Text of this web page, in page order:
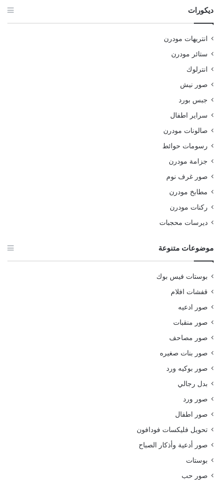
ديكورات
انتريهات مودرن
ستائر مودرن
انترلوك
صور نيش
جبس بورد
سراير اطفال
صالونات مودرن
رسومات حوائط
جزامة مودرن
صور غرف نوم
مطابخ مودرن
ركنات مودرن
ديرسات محجبات
موضوعات متنوعة
بوستات فيس بوك
قفشات افلام
صور ادعيه
صور منقبات
صور مصاحف
صور بنات صغيره
صور بوكيه ورد
بدل رجالي
صور ورد
صور اطفال
تحويل فليكسات فودافون
صور أدعية وأذكار الصباح
بوستات
صور حب